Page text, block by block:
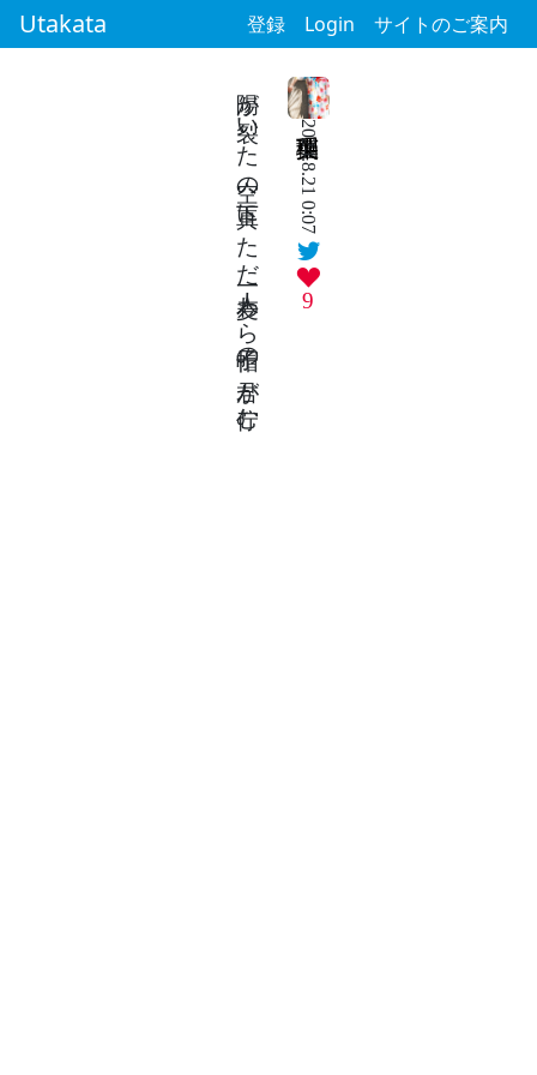
Utakata 登録 Login サイトのご案内
2024.8.21 0:07
9
陽が裂いた 空の真下に ただ一人 麦わら帽子の 君が佇む